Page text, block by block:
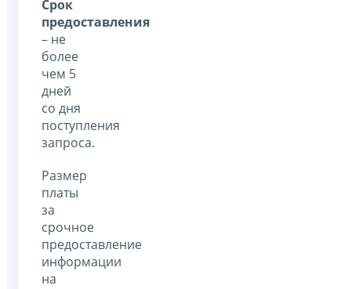
Срок
предоставления
– не
более
чем 5
дней
со дня
поступления
запроса.
Размер
платы
за
срочное
предоставление
информации
на